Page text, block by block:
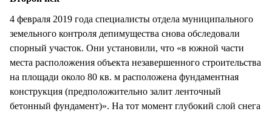
4 февраля 2019 года специалисты отдела муниципального
земельного контроля депимущества снова обследовали
спорный участок. Они установили, что «в южной части
места расположения объекта незавершенного строительства
на площади около 80 кв. м расположена фундаментная
конструкция (предположительно залит ленточный
бетонный фундамент)». На тот момент глубокий слой снега